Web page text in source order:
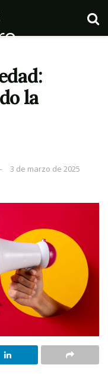
la
3 de marzo de 2025